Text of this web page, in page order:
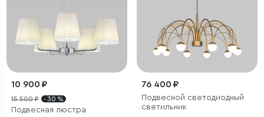
10 900 ₽
15 500 ₽ - 30 %
Подвесная люстра
76 400 ₽
Подвесной светодиодный
светильник